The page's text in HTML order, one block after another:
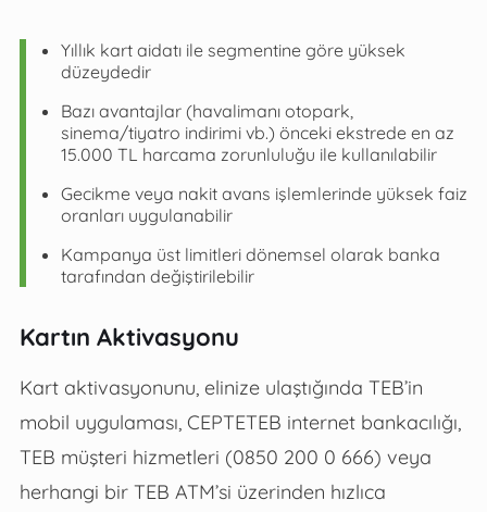
Yıllık kart aidatı ile segmentine göre yüksek
düzeydedir
Bazı avantajlar (havalimanı otopark,
sinema/tiyatro indirimi vb.) önceki ekstrede en az
15.000 TL harcama zorunluluğu ile kullanılabilir
Gecikme veya nakit avans işlemlerinde yüksek faiz
oranları uygulanabilir
Kampanya üst limitleri dönemsel olarak banka
tarafından değiştirilebilir
Kartın Aktivasyonu
Kart aktivasyonunu, elinize ulaştığında TEB’in
mobil uygulaması, CEPTETEB internet bankacılığı,
TEB müşteri hizmetleri (0850 200 0 666) veya
herhangi bir TEB ATM’si üzerinden hızlıca